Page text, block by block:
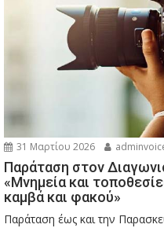
31 Μαρτίου 2026
Παράταση στον
«Μνημεία και
καμβά και φακού»
Παράταση έως και την